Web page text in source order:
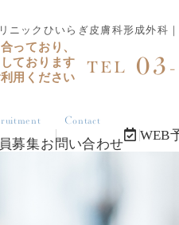
ニックひいらぎ皮膚科形成外科
っており、
ております
利用ください
TEL
募集
Contact
お問い合わせ
WEB